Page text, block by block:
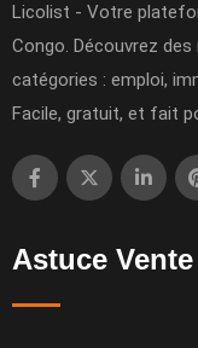
Licolist - Votre
Congo. Découvrez des
catégories : emploi,
Facile, gratuit, et fait
Astuce